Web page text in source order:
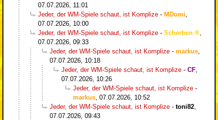
07.07.2026, 11:01
Jeder, der WM-Spiele schaut, ist Komplize - MDomi
07.07.2026, 10:00
Jeder, der WM-Spiele schaut, ist Komplize - Scherben
07.07.2026, 09:33
Jeder, der WM-Spiele schaut, ist Komplize - markus
07.07.2026, 10:18
Jeder, der WM-Spiele schaut, ist Komplize - CF
07.07.2026, 10:26
Jeder, der WM-Spiele schaut, ist Komplize -
markus 07.07.2026, 10:52
Jeder, der WM-Spiele schaut, ist Komplize - toni82
07.07.2026, 09:43